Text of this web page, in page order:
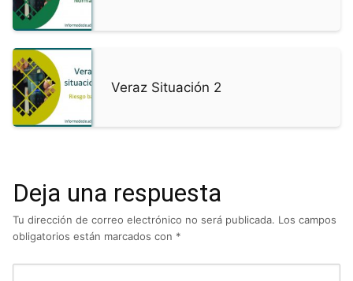
Veraz Situación 2
Deja una respuesta
Tu dirección de correo electrónico no será publicada. Los campos
obligatorios están marcados con *